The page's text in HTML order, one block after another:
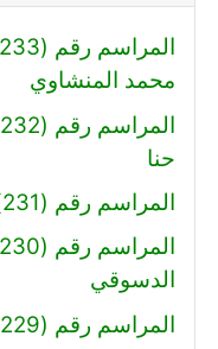
محمد المنشاوي
حنا
المراسم رقم (231) : رضا ذكي محمد
الدسوقي
المراسم رقم (229) : أميرة فكري أحمد